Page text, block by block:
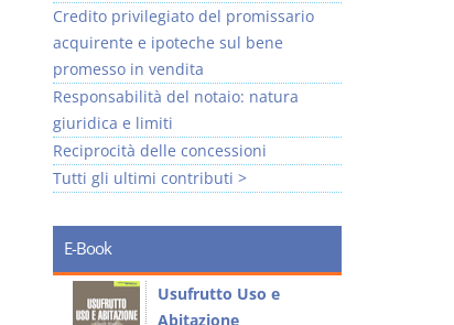
Credito privilegiato del promissario
acquirente e ipoteche sul bene
promesso in vendita
Responsabilità del notaio: natura
giuridica e limiti
Reciprocità delle concessioni
Tutti gli ultimi contributi >
E-Book
Usufrutto Uso e
Abitazione